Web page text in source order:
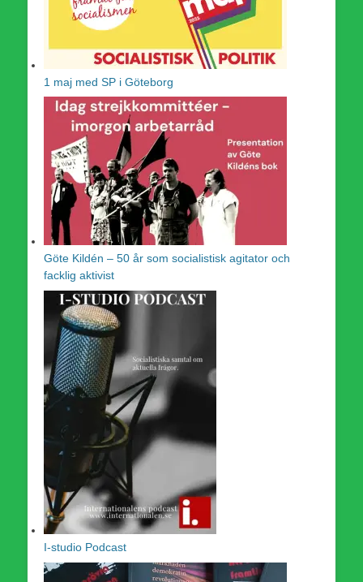
1 maj med SP i Göteborg
Göte Kildén – 50 år som socialistisk agitator och
facklig aktivist
I-studio Podcast